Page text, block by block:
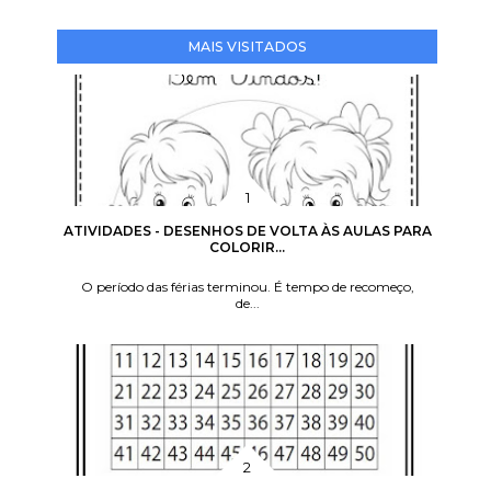
MAIS VISITADOS
ATIVIDADES - DESENHOS DE VOLTA ÀS AULAS PARA
COLORIR...
O período das férias terminou. É tempo de recomeço,
de...